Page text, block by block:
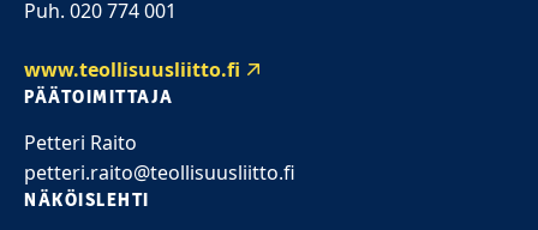
Puh. 020 774 001
www.teollisuusliitto.fi
PÄÄTOIMITTAJA
Petteri Raito
petteri.raito@teollisuusliitto.fi
NÄKÖISLEHTI